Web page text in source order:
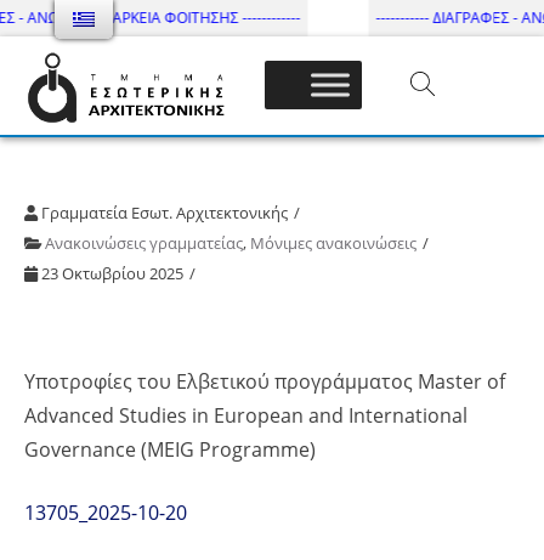
- ΑΝΩΤΑΤΗ ΔΙΑΡΚΕΙΑ ΦΟΙΤΗΣΗΣ ------------ ----------- ΔΙΑΓΡΑΦΕΣ -
Τμήμα Εσωτ. Αρχιτεκτονικής – ΔΙ.ΠΑ.Ε
Γραμματεία Εσωτ. Αρχιτεκτονικής
Ανακοινώσεις γραμματείας, Μόνιμες ανακοινώσεις
23 Οκτωβρίου 2025
Υποτροφίες του Ελβετικού προγράμματος Master of
Advanced Studies in European and International
Governance (MEIG Programme)
13705_2025-10-20